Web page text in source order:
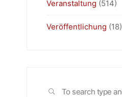
Veranstaltung (514)
Veröffentlichung (18)
SEARCH